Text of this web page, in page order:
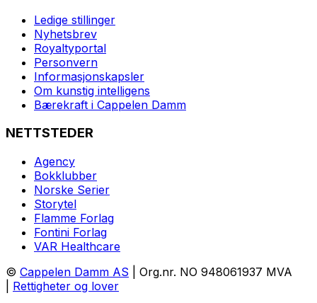
Ledige stillinger
Nyhetsbrev
Royaltyportal
Personvern
Informasjonskapsler
Om kunstig intelligens
Bærekraft i Cappelen Damm
NETTSTEDER
Agency
Bokklubber
Norske Serier
Storytel
Flamme Forlag
Fontini Forlag
VAR Healthcare
© Cappelen Damm AS | Org.nr. NO 948061937 MVA
Rettigheter og lover